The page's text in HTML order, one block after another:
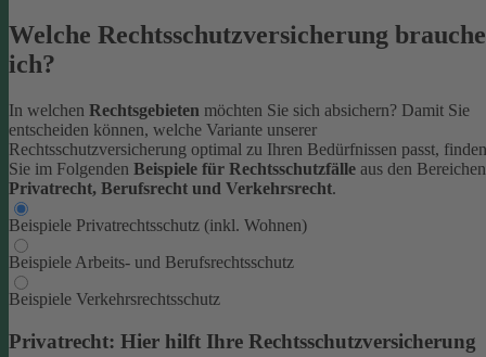
Welche Rechtsschutzversicherung brauche
ich?
In welchen Rechtsgebieten möchten Sie sich absichern? Damit Sie
entscheiden können, welche Variante unserer
Rechtsschutzversicherung optimal zu Ihren Bedürfnissen passt, finden
Sie im Folgenden Beispiele für Rechtsschutzfälle aus den Bereichen
Privatrecht, Berufsrecht und Verkehrsrecht.
Beispiele Privatrechtsschutz (inkl. Wohnen)
Beispiele Arbeits- und Berufsrechtsschutz
Beispiele Verkehrsrechtsschutz
Privatrecht: Hier hilft Ihre Rechtsschutzversicherung